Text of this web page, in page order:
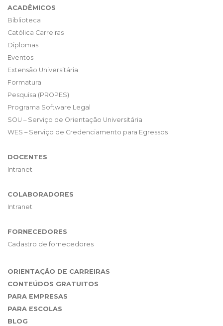
ACADÊMICOS
Biblioteca
Católica Carreiras
Diplomas
Eventos
Extensão Universitária
Formatura
Pesquisa (PROPES)
Programa Software Legal
SOU – Serviço de Orientação Universitária
WES – Serviço de Credenciamento para Egressos
DOCENTES
Intranet
COLABORADORES
Intranet
FORNECEDORES
Cadastro de fornecedores
ORIENTAÇÃO DE CARREIRAS
CONTEÚDOS GRATUITOS
PARA EMPRESAS
PARA ESCOLAS
BLOG